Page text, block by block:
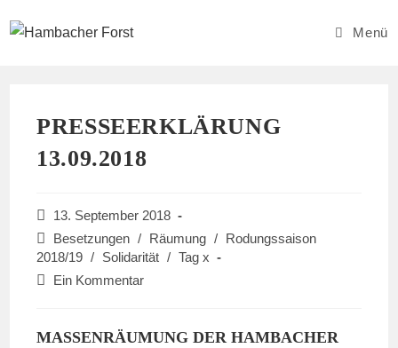
Inhalt
Menü
PRESSEERKLÄRUNG
13.09.2018
Beitrag
veröffentlicht:
13. September 2018
Beitrags-
Kategorie:
Besetzungen / Räumung /
Rodungssaison
2018/19 / Solidarität / Tag x
Beitrags-
Ein Kommentar
MASSENRÄUMUNG DER HAMBACHER